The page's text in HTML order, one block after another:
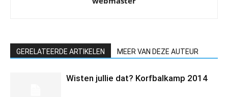
GERELATEERDE ARTIKELEN MEER VAN DEZE AUTEUR
Wisten jullie dat? Korfbalkamp 2014